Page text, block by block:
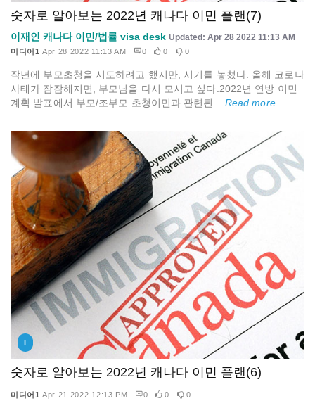
숫자로 알아보는 2022년 캐나다 이민 플랜(7)
이재인 캐나다 이민/법률 visa desk Updated: Apr 28 2022 11:13 AM
미디어1 Apr 28 2022 11:13 AM 0 0 0
작년에 부모초청을 시도하려고 했지만, 시기를 놓쳤다. 올해 코로나
사태가 잠잠해지면, 부모님을 다시 모시고 싶다.2022년 연방 이민
계획 발표에서 부모/조부모 초청이민과 관련된 ...Read more...
숫자로 알아보는 2022년 캐나다 이민 플랜(6)
미디어1 Apr 21 2022 12:13 PM 0 0 0